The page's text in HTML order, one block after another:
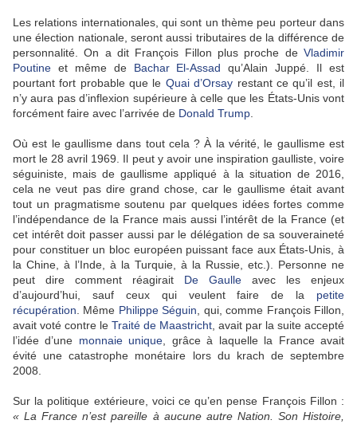
Les relations internationales, qui sont un thème peu porteur dans
une élection nationale, seront aussi tributaires de la différence de
personnalité. On a dit François Fillon plus proche de Vladimir
Poutine et même de Bachar El-Assad qu’Alain Juppé. Il est
pourtant fort probable que le Quai d’Orsay restant ce qu’il est, il
n’y aura pas d’inflexion supérieure à celle que les États-Unis vont
forcément faire avec l’arrivée de Donald Trump
Où est le gaullisme dans tout cela ? À la vérité, le gaullisme est
mort le 28 avril 1969. Il peut y avoir une inspiration gaulliste, voire
séguiniste, mais de gaullisme appliqué à la situation de 2016,
cela ne veut pas dire grand chose, car le gaullisme était avant
tout un pragmatisme soutenu par quelques idées fortes comme
l’indépendance de la France mais aussi l’intérêt de la France (et
cet intérêt doit passer aussi par le délégation de sa souveraineté
pour constituer un bloc européen puissant face aux États-Unis, à
la Chine, à l’Inde, à la Turquie, à la Russie, etc.). Personne ne
peut dire comment réagirait De Gaulle avec les enjeux
d’aujourd’hui, sauf ceux qui veulent faire de la petite
récupération . Même Philippe Séguin , qui, comme François Fillon,
avait voté contre le Traité de Maastricht , avait par la suite accepté
l’idée d’une monnaie unique , grâce à laquelle la France avait
évité une catastrophe monétaire lors du krach de septembre
2008.
Sur la politique extérieure, voici ce qu’en pense François Fillon :
« La France n’est pareille à aucune autre Nation. Son Histoire,